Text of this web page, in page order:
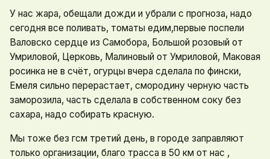
У нас жара, обещали дожди и убрали с прогноза, надо
сегодня все поливать, томаты едим,первые поспели
Валовско сердце из Самобора, Большой розовый от
Умриловой, Церковь, Малиновый от Умриловой, Маковая
росинка не в счёт, огурцы вчера сделала по фински,
Емеля сильно перерастает, смородину черную часть
заморозила, часть сделала в собственном соку без
сахара, надо собирать красную.
Мы тоже без гсм третий день, в городе заправляют
только организации, благо трасса в 50 км от нас ,